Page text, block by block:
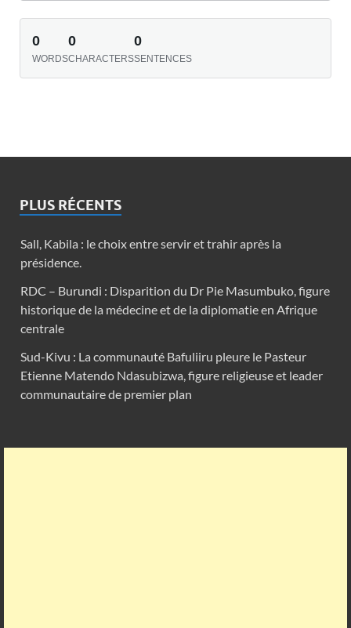
0
WORDS
0
CHARACTERS
0
SENTENCES
PLUS RÉCENTS
Sall, Kabila : le choix entre servir et trahir après la
présidence.
RDC – Burundi : Disparition du Dr Pie Masumbuko, figure
historique de la médecine et de la diplomatie en Afrique
centrale
Sud-Kivu : La communauté Bafuliiru pleure le Pasteur
Etienne Matendo Ndasubizwa, figure religieuse et leader
communautaire de premier plan